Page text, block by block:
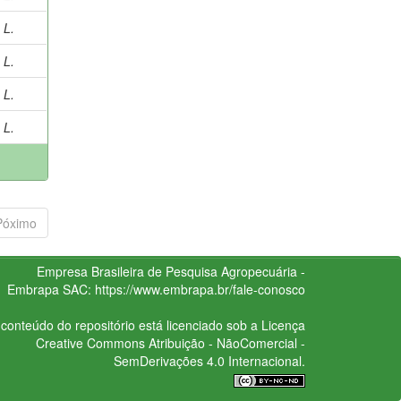
Empresa Brasileira de Pesquisa Agropecuária -
Embrapa SAC: https://www.embrapa.br/fale-conosco
do repositório está licenciado sob a Licença
Creative CommonsAtribuição - NãoComercial -
SemDerivações 4.0 Internacional.